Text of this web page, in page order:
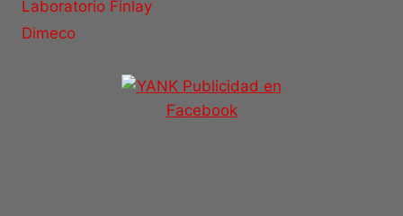
Laboratorio Finlay
Dimeco